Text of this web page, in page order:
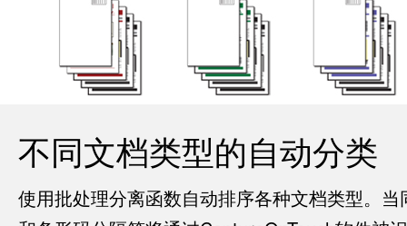
不同文档类型的自动分类
使用批处理分离函数自动排序各种文档类型。